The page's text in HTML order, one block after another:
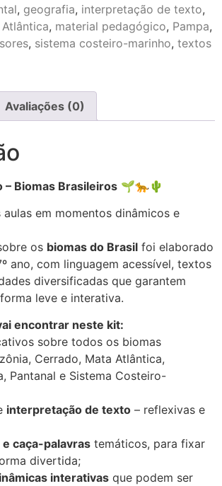
, geografia, interpretação de texto,
, material pedagógico, Pampa,
, sistema costeiro-marinho, textos
Avaliações (0)
– Biomas Brasileiros 🌱🐆🌵
aulas em momentos dinâmicos e
os biomas do Brasil foi elaborado
ano, com linguagem acessível, textos
diversificadas que garantem
leve e interativa.
encontrar neste kit:
sobre todos os biomas
Cerrado, Mata Atlântica,
Pantanal e Sistema Costeiro-
interpretação de texto – reflexivas e
caça-palavras temáticos, para fixar
divertida;
interativas que podem ser